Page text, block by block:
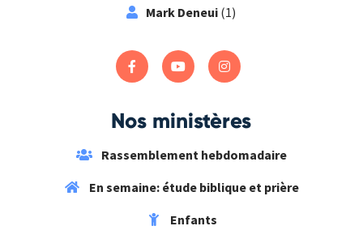
Mark Deneui (1)
Nos ministères
Rassemblement hebdomadaire
En semaine: étude biblique et prière
Enfants